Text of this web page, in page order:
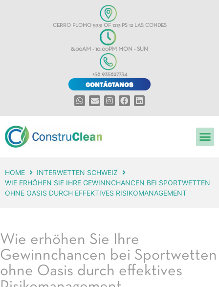
CERRO PLOMO 5931 OF 1213 PS 12 LAS CONDES
8:00AM - 10:00PM MON - SUN
+56 935627734
CONTÁCTANOS
HOME
INTERWETTEN SCHWEIZ
WIE ERHÖHEN SIE IHRE GEWINNCHANCEN BEI SPORTWETTEN
OHNE OASIS DURCH EFFEKTIVES RISIKOMANAGEMENT
Wie erhöhen Sie Ihre
Gewinnchancen bei Sportwetten
ohne Oasis durch effektives